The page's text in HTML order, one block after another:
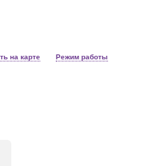
на карте Режим работы